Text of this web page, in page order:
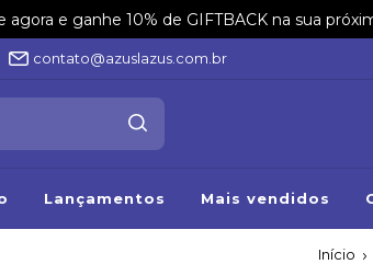
agora e ganhe 10% de GIFTBACK na sua
contato@azuslazus.com.br
Lançamentos Mais vendidos
Início